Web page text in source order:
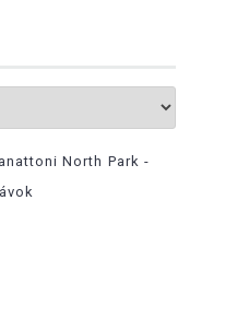
North Park -